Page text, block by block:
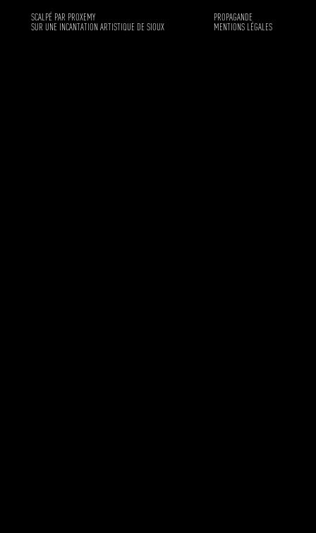
SCALPÉ PAR PROXEMY
SUR UNE INCANTATION ARTISTIQUE DE SIOUX
PROPAGANDE
MENTIONS LÉGALES